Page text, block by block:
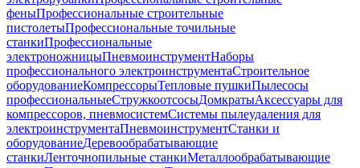
феныПрофессиональные строительные
пистолетыПрофессиональные точильные
станкиПрофессиональные
электроножницыПневмоинструментНаборы
профессионального электроинструментаСтроительное
оборудованиеКомпрессорыТепловые пушкиПылесосы
профессиональныеСтружкоотсосыДомкратыАксессуары для
компрессоров, пневмосистемСистемы пылеудаления для
электроинструментаПневмоинструментСтанки и
оборудованиеДеревообрабатывающие
станкиЛенточнопильные станкиМеталлообрабатывающие